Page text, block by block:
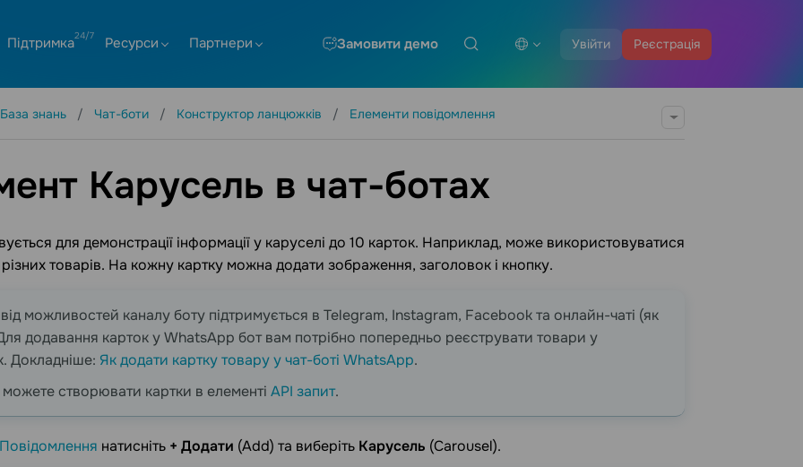
Увійти Реєстрація
Підтримка Ресурси Партнери Замовити демо
База знань Чат-боти Конструктор ланцюжків Елементи повідомлення
Карусель в чат-ботах
для демонстрації інформації у каруселі до 10 карток. Наприклад, може використовуватися
товарів. На кожну картку можна додати зображення, заголовок і кнопку.
можливостей каналу боту підтримується в Telegram, Instagram, Facebook та онлайн-чаті (як
додавання карток у WhatsApp бот вам потрібно попередньо реєструвати товари у
Докладніше: Як додати картку товару у чат-боті WhatsApp.
створювати картки в елементі API запит.
Повідомлення натисніть + Додати (Add) та виберіть Карусель (Carousel).